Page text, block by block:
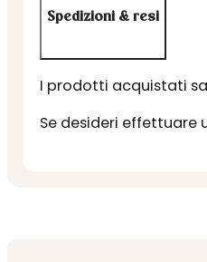
Spedizioni & resi
I prodotti acquistati
Se desideri effettuare